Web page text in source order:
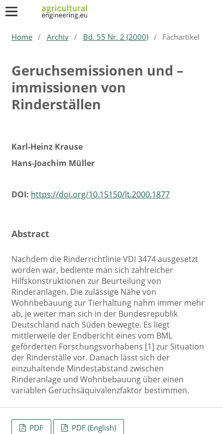
Home / Archiv / Bd. 55 Nr. 2 (2000) / Fachartikel
Geruchsemissionen und –
immissionen von
Rinderställen
Karl-Heinz Krause
Hans-Joachim Müller
DOI: https://doi.org/10.15150/lt.2000.1877
Abstract
Nachdem die Rinderrichtlinie VDI 3474 ausgesetzt
worden war, bediente man sich zahlreicher
Hilfskonstruktionen zur Beurteilung von
Rinderanlagen. Die zulässige Nähe von
Wohnbebauung zur Tierhaltung nahm immer mehr
ab, je weiter man sich in der Bundesrepublik
Deutschland nach Süden bewegte. Es liegt
mittlerweile der Endbericht eines vom BML
geförderten Forschungsvorhabens [1] zur Situation
der Rinderställe vor. Danach lässt sich der
einzuhaltende Mindestabstand zwischen
Rinderanlage und Wohnbebauung über einen
variablen Geruchsäquivalenzfaktor bestimmen.
PDF PDF (English)